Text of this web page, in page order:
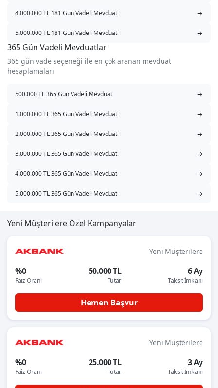
4.000.000 TL 181 Gün Vadeli Mevduat →
5.000.000 TL 181 Gün Vadeli Mevduat →
365 Gün Vadeli Mevduatlar
365 gün vade seçeneği ile en çok aranan mevduat
hesaplamaları
500.000 TL 365 Gün Vadeli Mevduat →
1.000.000 TL 365 Gün Vadeli Mevduat →
2.000.000 TL 365 Gün Vadeli Mevduat →
3.000.000 TL 365 Gün Vadeli Mevduat →
4.000.000 TL 365 Gün Vadeli Mevduat →
5.000.000 TL 365 Gün Vadeli Mevduat →
Yeni Müşterilere Özel Kampanyalar
Yeni Müşterilere
%0
Faiz Oranı
50.000 TL
Tutar
6 Ay
Taksit İmkanı
Hemen Başvur
Yeni Müşterilere
%0
Faiz Oranı
25.000 TL
Tutar
3 Ay
Taksit İmkanı